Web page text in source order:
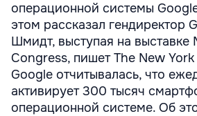
операционной системы
этом рассказал гендиректор
Шмидт, выступая на выставке
Congress, пишет The New York
Google отчитывалась, что
активирует 300 тысяч
операционной системе. Об